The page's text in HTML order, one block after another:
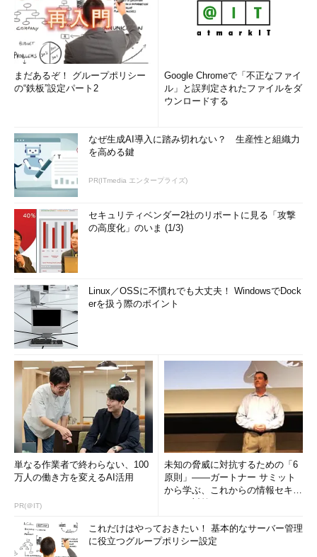
まだあるぞ！ グループポリシー
の“鉄板”設定パート2
Google Chromeで「不正なファイ
ル」と誤判定されたファイルをダ
ウンロードする
なぜ生成AI導入に踏み切れない？ 生産性と組織力
を高める鍵
PR(ITmedia エンタープライズ)
セキュリティベンダー2社のリポートに見る「攻撃
の高度化」のいま (1/3)
Linux／OSSに不慣れでも大丈夫！ WindowsでDock
erを扱う際のポイント
単なる作業者で終わらない、100
万人の働き方を変えるAI活用
PR(＠IT)
未知の脅威に対抗するための「6
原則」――ガートナー サミット
から学ぶ、これからの情報セキュ
これだけはやっておきたい！ 基本的なサーバー管理
に役立つグループポリシー設定